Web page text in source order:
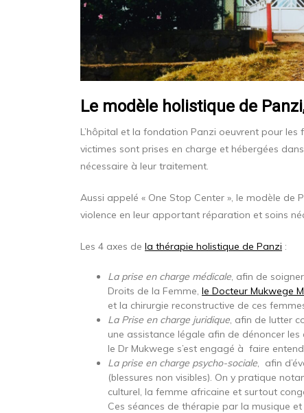
Le modèle holistique de
L’hôpital et la fondation Panzi oeuvrent pour les
victimes sont prises en charge et hébergées
nécessaire à leur traitement.
Aussi appelé « One Stop Center », le modèle
violence en leur apportant réparation et soins
Les 4 axes de la thérapie holistique de Panzi :
La prise en charge médicale, afin de
Droits de la Femme, le Docteur Mukwege
et la chirurgie reconstructive de ces
La Prise en charge juridique, afin de lutter
une assistance légale afin de dénoncer
le Dr Mukwege s’est engagé à faire
La prise en charge psycho-sociale, afin
(blessures non visibles). On y pratique
culturel, la femme africaine et surtout
Ces séances de thérapie par la musique